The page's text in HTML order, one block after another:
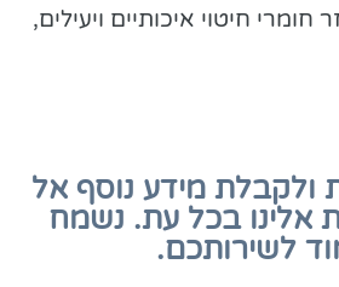
חיטוי איכותיים ויעילים,
ולקבלת מידע נוסף אל
אלינו בכל עת. נשמח
לשירותכם.